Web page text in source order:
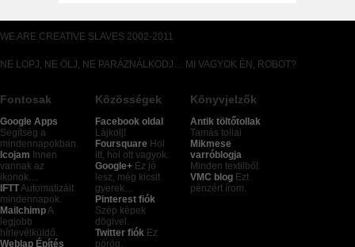
WE ARE CREATIVE SLAVES 2002-2011
NE LOPJ, NE ÖLJ, NE PARÁZNÁLKODJ… MI VAGYOK ÉN, ROBOT?
Fontosak
Google Apps
Segítség a
mindennapokban.
Icojam Innen
vannak az
ikonok…
IFTT Automatizált
mindennapok.
Mailchimp A
legjobb
hírlevélküldő.
Weblap Építés
Közösségek
Facebook oldal
Lájkolj!
Foursquare Hol
itt, hol ott vagyok.
Google+ Ez jó
lesz, még kicsit
gyerek…
Pinterest fiók
Szép képek
dögivel.
Twitter fiók Ez
pörög.
Könyvjelzők
Antik töltőtollak
Tamás tollai
Mikmese
varróblogja
Minden textilből.
VMC blog Ezt
pénzért írom.